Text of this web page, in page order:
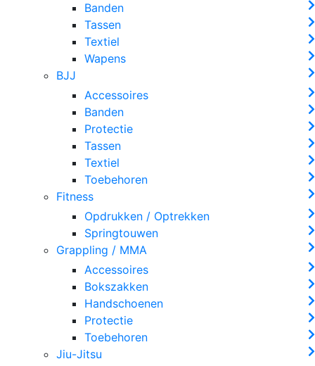
Banden
Tassen
Textiel
Wapens
BJJ
Accessoires
Banden
Protectie
Tassen
Textiel
Toebehoren
Fitness
Opdrukken / Optrekken
Springtouwen
Grappling / MMA
Accessoires
Bokszakken
Handschoenen
Protectie
Toebehoren
Jiu-Jitsu